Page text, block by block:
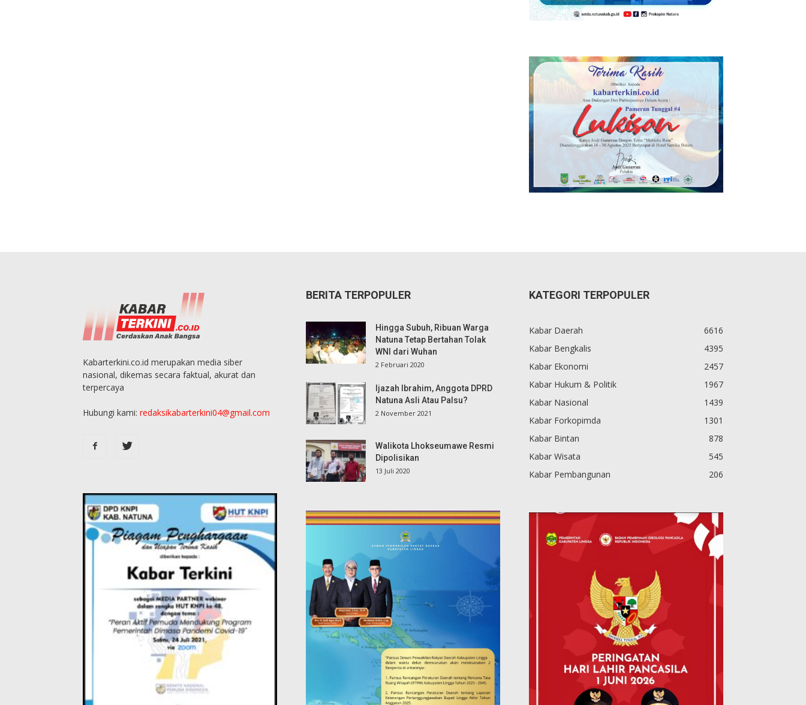
Kabarterkini.co.id merupakan media siber
nasional, dikemas secara faktual, akurat dan
terpercaya
Hubungi kami: redaksikabarterkini04@gmail.com
BERITA TERPOPULER
Hingga Subuh, Ribuan Warga
Natuna Tetap Bertahan Tolak
WNI dari Wuhan
2 Februari 2020
Ijazah Ibrahim, Anggota DPRD
Natuna Asli Atau Palsu?
2 November 2021
Walikota Lhokseumawe Resmi
Dipolisikan
13 Juli 2020
KATEGORI TERPOPULER
Kabar Daerah
6616
Kabar Bengkalis
4395
Kabar Ekonomi
2457
Kabar Hukum & Politik
1967
Kabar Nasional
1439
Kabar Forkopimda
1301
Kabar Bintan
878
Kabar Wisata
545
Kabar Pembangunan
206